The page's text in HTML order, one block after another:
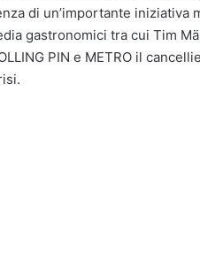
di un’importante
gastronomici tra cui Tim
PIN e METRO il